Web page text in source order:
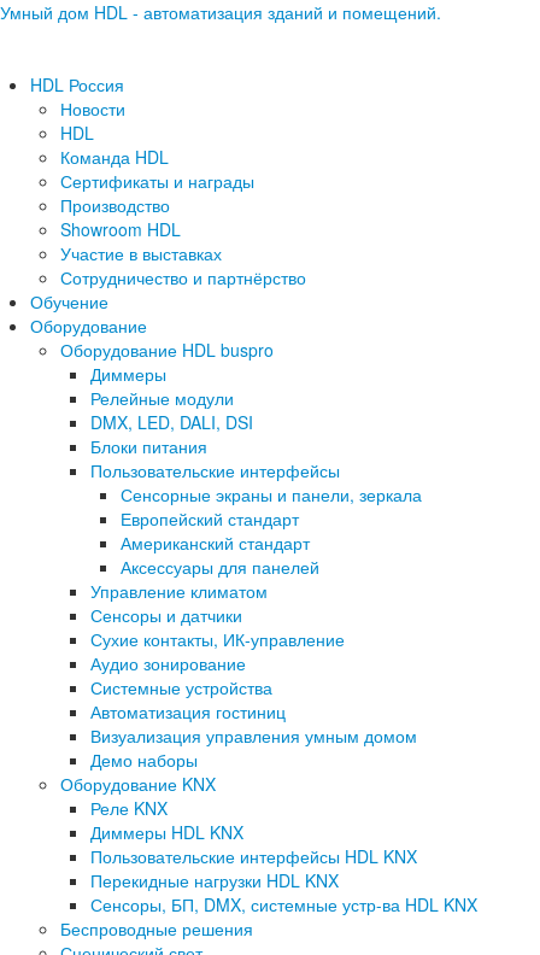
Умный дом HDL - автоматизация зданий и помещений.
HDL Россия
Новости
HDL
Команда HDL
Сертификаты и награды
Производство
Showroom HDL
Участие в выставках
Сотрудничество и партнёрство
Обучение
Оборудование
Оборудование HDL buspro
Диммеры
Релейные модули
DMX, LED, DALI, DSI
Блоки питания
Пользовательские интерфейсы
Сенсорные экраны и панели, зеркала
Европейский стандарт
Американский стандарт
Аксессуары для панелей
Управление климатом
Сенсоры и датчики
Сухие контакты, ИК-управление
Аудио зонирование
Системные устройства
Автоматизация гостиниц
Визуализация управления умным домом
Демо наборы
Оборудование KNX
Реле KNX
Диммеры HDL KNX
Пользовательские интерфейсы HDL KNX
Перекидные нагрузки HDL KNX
Сенсоры, БП, DMX, системные устр-ва HDL KNX
Беспроводные решения